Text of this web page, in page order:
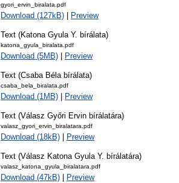
gyori_ervin_biralata.pdf
Download (127kB) Preview
Text (Katona Gyula Y. bírálata)
katona_gyula_biralata.pdf
Download (5MB) Preview
Text (Csaba Béla bírálata)
csaba_bela_biralata.pdf
Download (1MB) Preview
Text (Válasz Győri Ervin bírálatára)
valasz_gyori_ervin_biralatara.pdf
Download (18kB) Preview
Text (Válasz Katona Gyula Y. bírálatára)
valasz_katona_gyula_biralatara.pdf
Download (47kB) Preview